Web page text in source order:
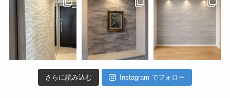
さらに読み込む Instagram でフォロー